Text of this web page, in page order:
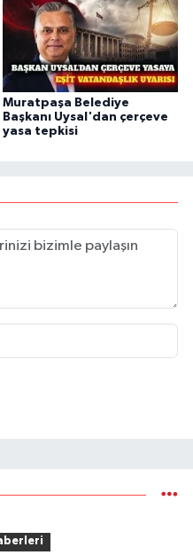
Muratpaşa Belediye
Başkanı Uysal'dan çerçeve
yasa tepkisi